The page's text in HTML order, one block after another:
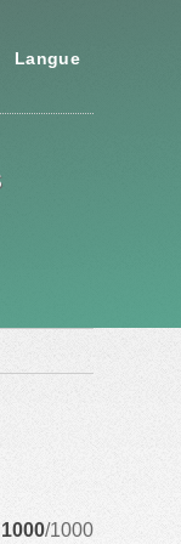
Langue
1000/1000